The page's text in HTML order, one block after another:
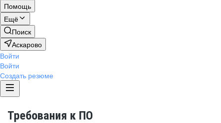
Помощь
Ещё
Поиск
Аскарово
Войти
Войти
Создать резюме
Требования к ПО